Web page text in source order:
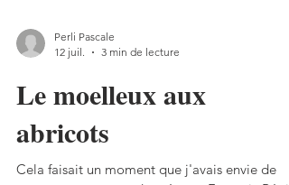
Perli Pascale
12 juil.
3 min de lecture
Le moelleux aux